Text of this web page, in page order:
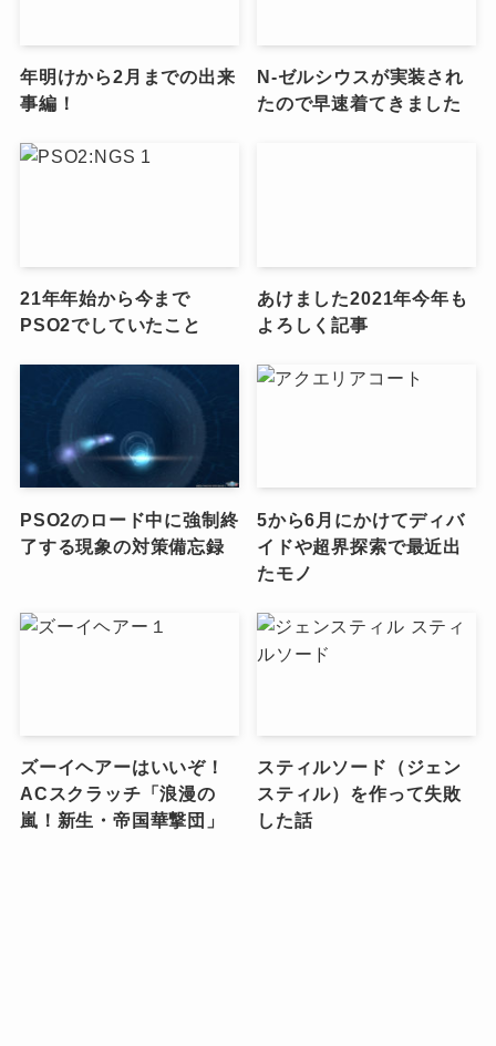
年明けから2月までの出来
事編！
N-ゼルシウスが実装され
たので早速着てきました
21年年始から今まで
PSO2でしていたこと
あけました2021年今年も
よろしく記事
PSO2のロード中に強制終
了する現象の対策備忘録
5から6月にかけてディバ
イドや超界探索で最近出
たモノ
ズーイヘアーはいいぞ！
ACスクラッチ「浪漫の
嵐！新生・帝国華撃団」
スティルソード（ジェン
スティル）を作って失敗
した話